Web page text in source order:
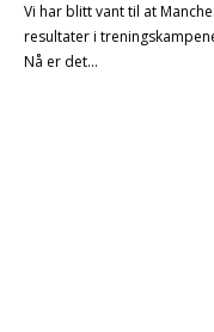
Vi har blitt vant til at
resultater i
Nå er det...